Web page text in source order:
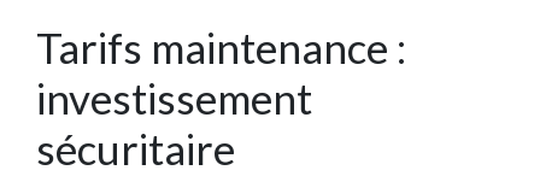
Tarifs maintenance :
investissement
sécuritaire